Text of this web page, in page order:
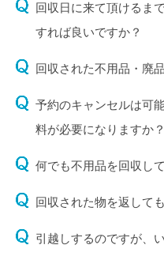
回収日に来て頂けるま
すれば良いですか？
回収された不用品・廃
予約のキャンセルは可
料が必要になりますか？
何でも不用品を回収し
回収された物を返して
引越しするのですが、